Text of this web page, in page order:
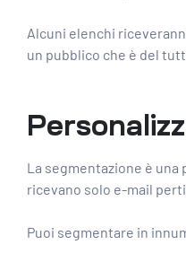
Alcuni elenchi
un pubblico che è del
La segmentazione è
ricevano solo e-mail
Puoi segmentare in